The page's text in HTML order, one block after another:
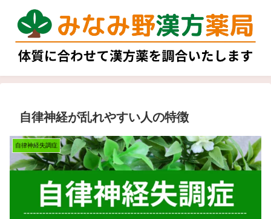
自律神経が乱れやすい人の特徴
自律神経失調症